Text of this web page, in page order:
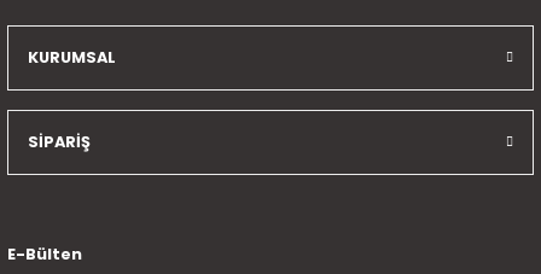
KURUMSAL
SİPARİŞ
E-Bülten